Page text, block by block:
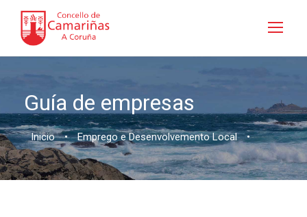
Guía de empresas
Inicio • Emprego e Desenvolvemento Local •